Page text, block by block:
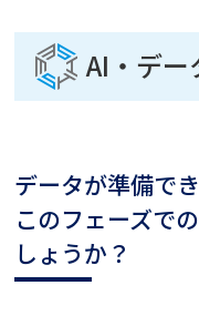
AI・デー
データが準備で
このフェーズで
しょうか？